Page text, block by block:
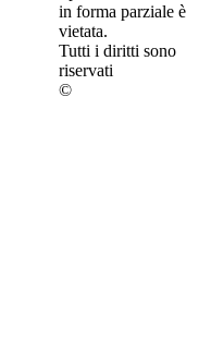
in forma parziale è
vietata.
Tutti i diritti sono
riservati
©